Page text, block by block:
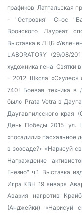
графиков Латгальская
- "Островия"
Снос
Вронского
Лауреат
Выставка в ЛЦБ
LABORATORY (29/08/
художника пена Святки
- 2012 Школа «Саулес»
740! Боевая техника в
было Prata Vetra в
Даугавпилсского края
День Победы 2015 ул.
«посадили» пасхальное
в зоосаде?» «Нарисуй
Награждение
Гнезно" ч.1
Выставка
Игра КВН 19 января
Авария напротив
(Анджейки)
«Нарисуй